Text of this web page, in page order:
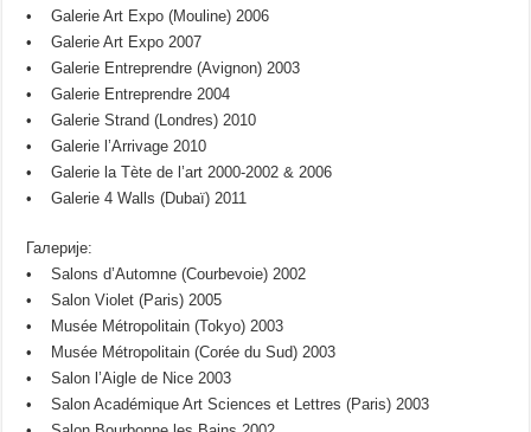
• Galerie Art Expo (Mouline) 2006
• Galerie Art Expo 2007
• Galerie Entreprendre (Avignon) 2003
• Galerie Entreprendre 2004
• Galerie Strand (Londres) 2010
• Galerie l’Arrivage 2010
• Galerie la Tète de l’art 2000-2002 & 2006
• Galerie 4 Walls (Dubaï) 2011
Галерије:
• Salons d’Automne (Courbevoie) 2002
• Salon Violet (Paris) 2005
• Musée Métropolitain (Tokyo) 2003
• Musée Métropolitain (Corée du Sud) 2003
• Salon l’Aigle de Nice 2003
• Salon Académique Art Sciences et Lettres (Paris) 2003